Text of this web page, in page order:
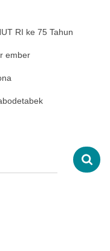
RI ke 75 Tahun
ember